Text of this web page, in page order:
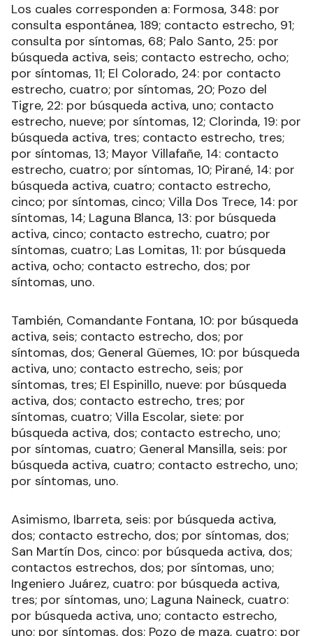
Los cuales corresponden a: Formosa, 348: por
consulta espontánea, 189; contacto estrecho, 91;
consulta por síntomas, 68; Palo Santo, 25: por
búsqueda activa, seis; contacto estrecho, ocho;
por síntomas, 11; El Colorado, 24: por contacto
estrecho, cuatro; por síntomas, 20; Pozo del
Tigre, 22: por búsqueda activa, uno; contacto
estrecho, nueve; por síntomas, 12; Clorinda, 19: por
búsqueda activa, tres; contacto estrecho, tres;
por síntomas, 13; Mayor Villafañe, 14: contacto
estrecho, cuatro; por síntomas, 10; Pirané, 14: por
búsqueda activa, cuatro; contacto estrecho,
cinco; por síntomas, cinco; Villa Dos Trece, 14: por
síntomas, 14; Laguna Blanca, 13: por búsqueda
activa, cinco; contacto estrecho, cuatro; por
síntomas, cuatro; Las Lomitas, 11: por búsqueda
activa, ocho; contacto estrecho, dos; por
síntomas, uno.
También, Comandante Fontana, 10: por búsqueda
activa, seis; contacto estrecho, dos; por
síntomas, dos; General Güemes, 10: por búsqueda
activa, uno; contacto estrecho, seis; por
síntomas, tres; El Espinillo, nueve: por búsqueda
activa, dos; contacto estrecho, tres; por
síntomas, cuatro; Villa Escolar, siete: por
búsqueda activa, dos; contacto estrecho, uno;
por síntomas, cuatro; General Mansilla, seis: por
búsqueda activa, cuatro; contacto estrecho, uno;
por síntomas, uno.
Asimismo, Ibarreta, seis: por búsqueda activa,
dos; contacto estrecho, dos; por síntomas, dos;
San Martín Dos, cinco: por búsqueda activa, dos;
contactos estrechos, dos; por síntomas, uno;
Ingeniero Juárez, cuatro: por búsqueda activa,
tres; por síntomas, uno; Laguna Naineck, cuatro:
por búsqueda activa, uno; contacto estrecho,
uno; por síntomas, dos; Pozo de maza, cuatro: por